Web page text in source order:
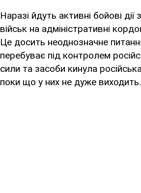
Наразі йдуть активні бойові
військ на адміністративні
Це досить неоднозначне
перебуває під контролем
сили та засоби кинула
поки що у них не дуже виходить.